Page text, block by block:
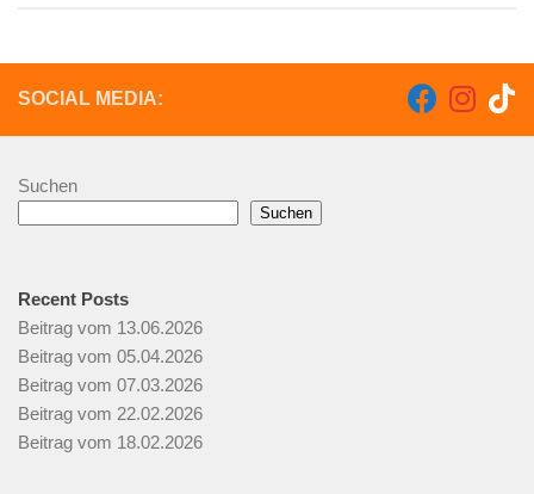
SOCIAL MEDIA:
Suchen
Suchen
Recent Posts
Beitrag vom 13.06.2026
Beitrag vom 05.04.2026
Beitrag vom 07.03.2026
Beitrag vom 22.02.2026
Beitrag vom 18.02.2026